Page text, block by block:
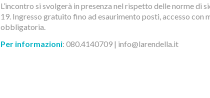
L’incontro si svolgerà in presenza nel rispetto delle norme di
19. Ingresso gratuito fino ad esaurimento posti, accesso con
obbligatoria.
Per informazioni: 080.4140709 | info@larendella.it